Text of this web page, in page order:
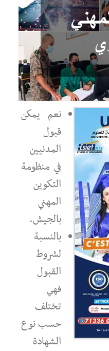
نعم يمكن
قبول
المدنيين
في منظومة
التكوين
المهني
بالجيش.
بالنسبة
لشروط
القبول
فهي
تختلف
حسب نوع
الشهادة